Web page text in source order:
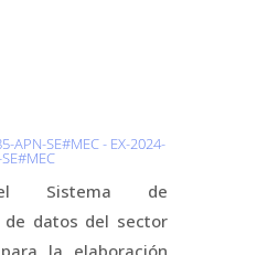
APN-SE#MEC - EX-2024-
Sistema de
de datos del sector
la elaboración